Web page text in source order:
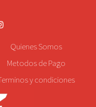
Quienes Somos
Metodos de Pago
y condiciones